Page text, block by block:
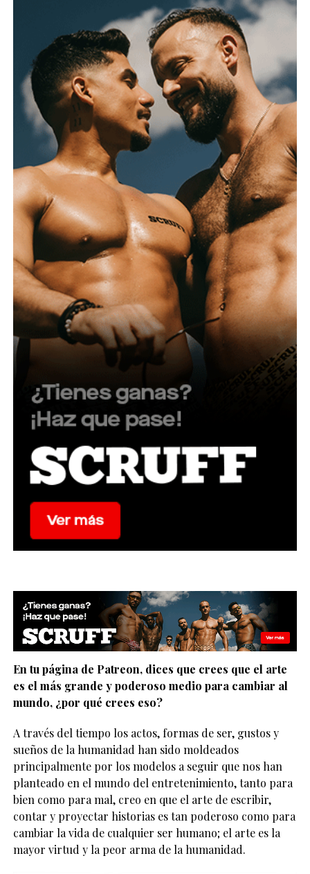
En tu página de Patreon, dices que crees que el arte
es el más grande y poderoso medio para cambiar al
mundo, ¿por qué crees eso?
A través del tiempo los actos, formas de ser, gustos y
sueños de la humanidad han sido moldeados
principalmente por los modelos a seguir que nos han
planteado en el mundo del entretenimiento, tanto para
bien como para mal, creo en que el arte de escribir,
contar y proyectar historias es tan poderoso como para
cambiar la vida de cualquier ser humano; el arte es la
mayor virtud y la peor arma de la humanidad.